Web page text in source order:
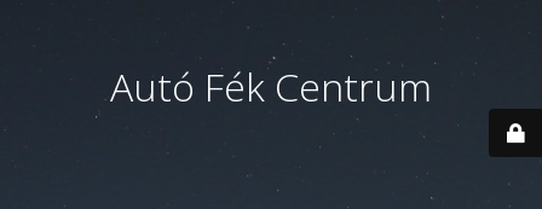
Autó Fék Centrum